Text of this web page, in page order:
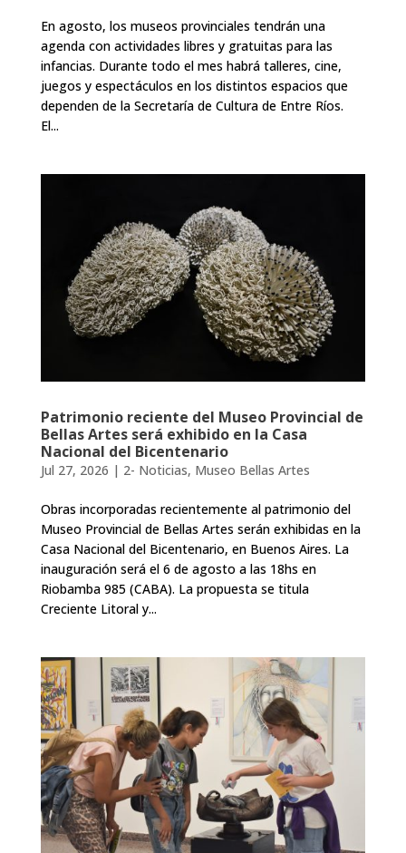
En agosto, los museos provinciales tendrán una
agenda con actividades libres y gratuitas para las
infancias. Durante todo el mes habrá talleres, cine,
juegos y espectáculos en los distintos espacios que
dependen de la Secretaría de Cultura de Entre Ríos.
El...
Patrimonio reciente del Museo Provincial de
Bellas Artes será exhibido en la Casa
Nacional del Bicentenario
Jul 27, 2026 | 2- Noticias, Museo Bellas Artes
Obras incorporadas recientemente al patrimonio del
Museo Provincial de Bellas Artes serán exhibidas en la
Casa Nacional del Bicentenario, en Buenos Aires. La
inauguración será el 6 de agosto a las 18hs en
Riobamba 985 (CABA). La propuesta se titula
Creciente Litoral y...